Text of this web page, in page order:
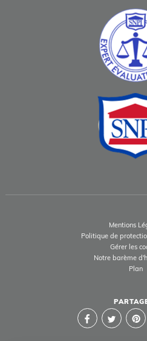
Mentions
Politique de
Gérer les
Notre barème
Plan